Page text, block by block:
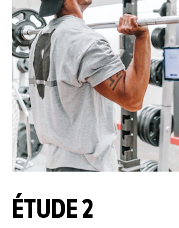
ÉTUDE 2